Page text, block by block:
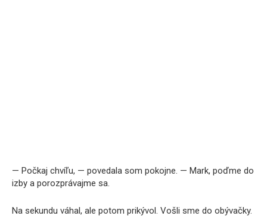
— Počkaj chvíľu, — povedala som pokojne. — Mark, poďme do
izby a porozprávajme sa.
Na sekundu váhal, ale potom prikývol. Vošli sme do obývačky.